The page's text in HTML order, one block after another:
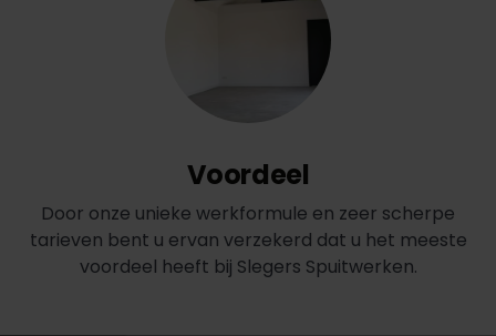
Voordeel
Door onze unieke werkformule en zeer scherpe
tarieven bent u ervan verzekerd dat u het meeste
voordeel heeft bij Slegers Spuitwerken.